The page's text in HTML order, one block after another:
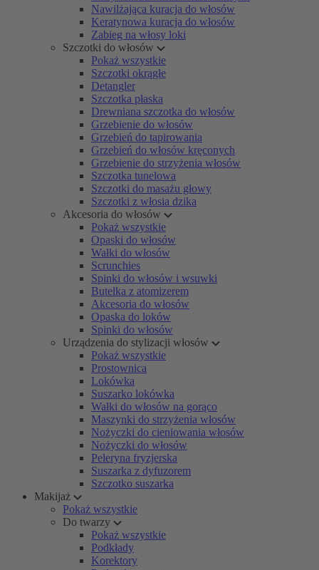
Nawilżająca kuracja do włosów
Keratynowa kuracja do włosów
Zabieg na włosy loki
Szczotki do włosów
Pokaż wszystkie
Szczotki okrągłe
Detangler
Szczotka płaska
Drewniana szczotka do włosów
Grzebienie do włosów
Grzebień do tapirowania
Grzebień do włosów kręconych
Grzebienie do strzyżenia włosów
Szczotka tunelowa
Szczotki do masażu głowy
Szczotki z włosia dzika
Akcesoria do włosów
Pokaż wszystkie
Opaski do włosów
Wałki do włosów
Scrunchies
Spinki do włosów i wsuwki
Butelka z atomizerem
Akcesoria do włosów
Opaska do loków
Spinki do włosów
Urządzenia do stylizacji włosów
Pokaż wszystkie
Prostownica
Lokówka
Suszarko lokówka
Wałki do włosów na gorąco
Maszynki do strzyżenia włosów
Nożyczki do cieniowania włosów
Nożyczki do włosów
Peleryna fryzjerska
Suszarka z dyfuzorem
Szczotko suszarka
Makijaż
Pokaż wszystkie
Do twarzy
Pokaż wszystkie
Podkłady
Korektory